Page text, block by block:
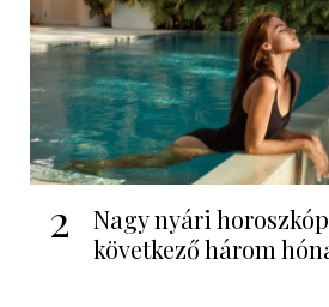
2
Nagy nyári
következő három